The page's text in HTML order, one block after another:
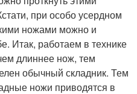
при особо усердном
ножами можно и
Итак, работаем в технике
длиннее нож, тем
обычный складник. Тем
ножи приводятся в